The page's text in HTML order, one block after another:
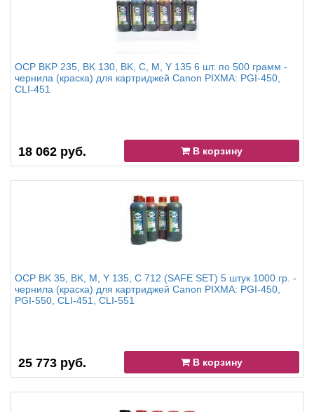
OCP BKP 235, BK 130, BK, C, M, Y 135 6 шт. по 500 грамм -
чернила (краска) для картриджей Canon PIXMA: PGI-450,
CLI-451
18 062 руб. В корзину
OCP BK 35, BK, M, Y 135, С 712 (SAFE SET) 5 штук 1000 гр. -
чернила (краска) для картриджей Canon PIXMA: PGI-450,
PGI-550, CLI-451, CLI-551
25 773 руб. В корзину